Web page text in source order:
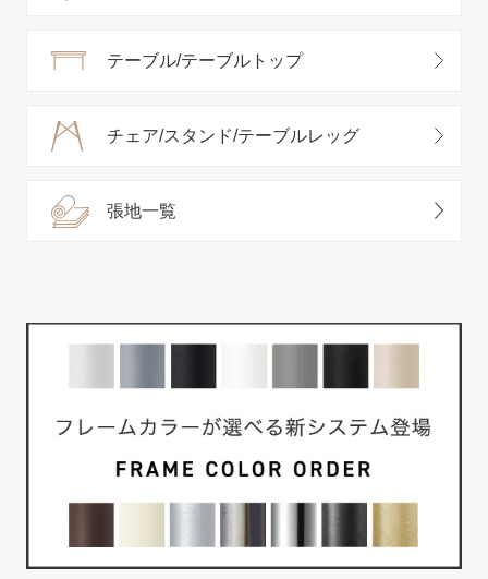
テーブル/テーブルトップ
チェア/スタンド/テーブルレッグ
張地一覧